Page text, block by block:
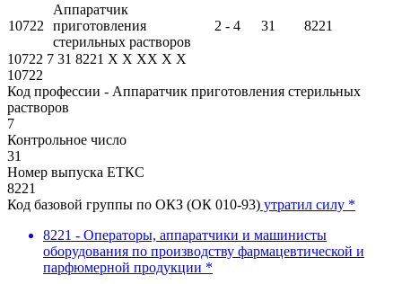
10722
Аппаратчик
приготовления
стерильных растворов
2 - 4 31 8221
10722 7 31 8221 X X XX X X
10722
Код профессии - Аппаратчик приготовления стерильных
растворов
7
Контрольное число
31
Номер выпуска ЕТКС
8221
Код базовой группы по ОКЗ (ОК 010-93) утратил силу *
8221 - Операторы, аппаратчики и машинисты
оборудования по производству фармацевтической и
парфюмерной продукции *